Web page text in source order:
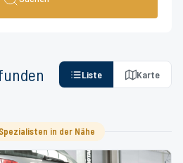
Liste Karte
in der Nähe